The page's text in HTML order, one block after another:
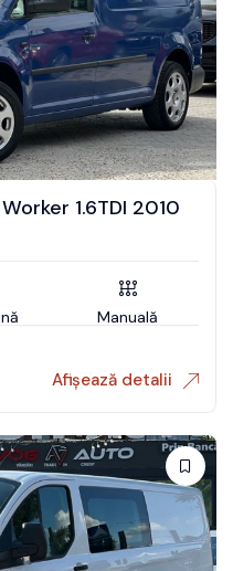
1.6TDI 2010
Manuală
Afișează detalii